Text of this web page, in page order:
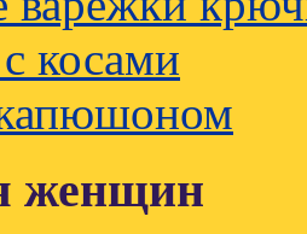
косами
женщин